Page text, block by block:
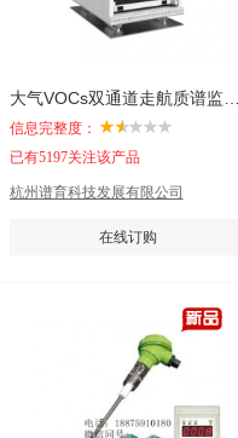
信息完整度：
已有5197关注该产品
杭州谱育科技发展有限公司
在线订购